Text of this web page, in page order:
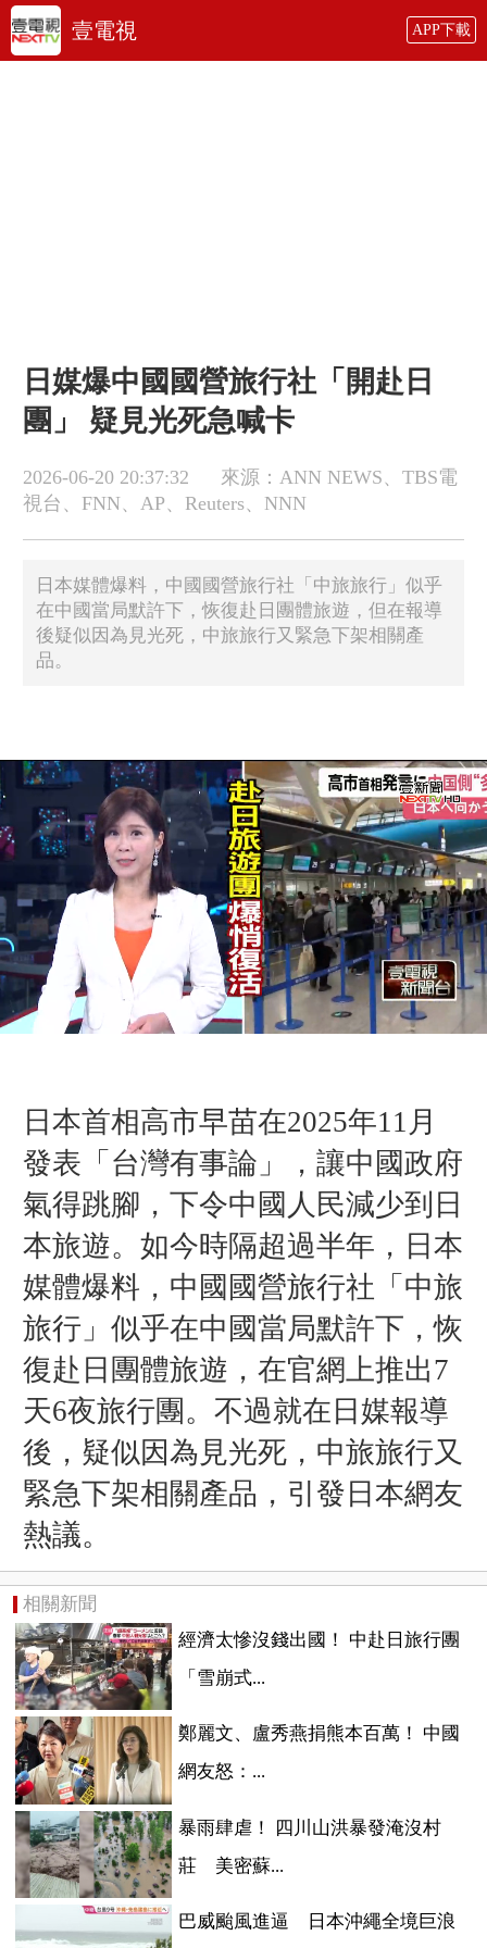
壹電視 APP下載
日媒爆中國國營旅行社「開赴日
團」 疑見光死急喊卡
2026-06-20 20:37:32
來源：ANN NEWS、TBS電
視台、FNN、AP、Reuters、NNN
日本媒體爆料，中國國營旅行社「中旅旅行」似乎
在中國當局默許下，恢復赴日團體旅遊，但在報導
後疑似因為見光死，中旅旅行又緊急下架相關產
品。
日本首相高市早苗在2025年11月
發表「台灣有事論」，讓中國政府
氣得跳腳，下令中國人民減少到日
本旅遊。如今時隔超過半年，日本
媒體爆料，中國國營旅行社「中旅
旅行」似乎在中國當局默許下，恢
復赴日團體旅遊，在官網上推出7
天6夜旅行團。不過就在日媒報導
後，疑似因為見光死，中旅旅行又
緊急下架相關產品，引發日本網友
熱議。
相關新聞
經濟太慘沒錢出國！ 中赴日旅行團
「雪崩式...
鄭麗文、盧秀燕捐熊本百萬！ 中國
網友怒：...
暴雨肆虐！ 四川山洪暴發淹沒村
莊 美密蘇...
巴威颱風進逼 日本沖繩全境巨浪